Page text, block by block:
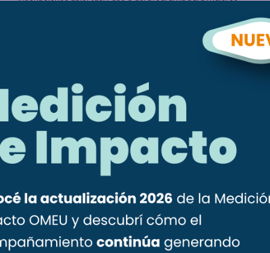
Cierre de la etapa Grupal de Más Emprendedoras
Categorías
Entre Todas
Más Emprendedoras